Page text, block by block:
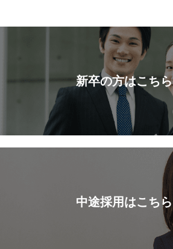
新卒の方はこちら
中途採用はこちら